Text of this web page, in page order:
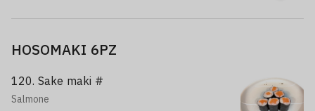
HOSOMAKI 6PZ
120. Sake maki #
Salmone